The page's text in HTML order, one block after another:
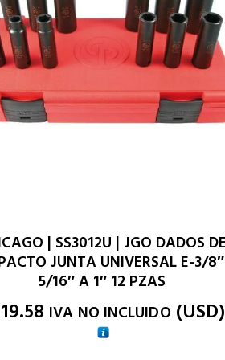
| SS3012U | JGO DADOS
JUNTA UNIVERSAL E-3/8″
5/16″ A 1″ 12 PZAS
IVA NO INCLUIDO (USD)